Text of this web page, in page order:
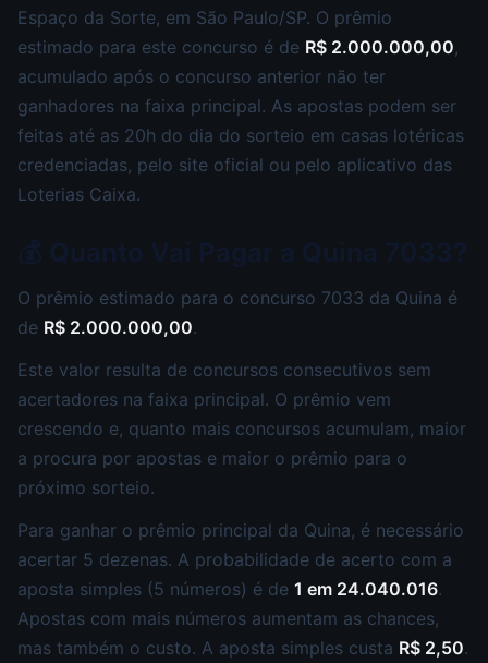
Espaço da Sorte, em São Paulo/SP. O prêmio
estimado para este concurso é de R$ 2.000.000,00,
acumulado após o concurso anterior não ter
ganhadores na faixa principal. As apostas podem ser
feitas até as 20h do dia do sorteio em casas lotéricas
credenciadas, pelo site oficial ou pelo aplicativo das
Loterias Caixa.
O prêmio estimado para o concurso 7033 da Quina é
de R$ 2.000.000,00.
Este valor resulta de concursos consecutivos sem
acertadores na faixa principal. O prêmio vem
crescendo e, quanto mais concursos acumulam, maior
a procura por apostas e maior o prêmio para o
próximo sorteio.
Para ganhar o prêmio principal da Quina, é necessário
acertar 5 dezenas. A probabilidade de acerto com a
aposta simples (5 números) é de 1 em 24.040.016.
Apostas com mais números aumentam as chances,
mas também o custo. A aposta simples custa R$ 2,50.